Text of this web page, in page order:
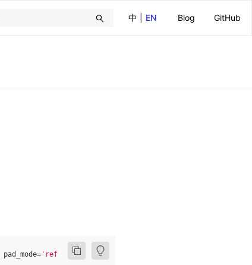
中
EN Blog GitHub
pad_mode= 'reflect', normalized